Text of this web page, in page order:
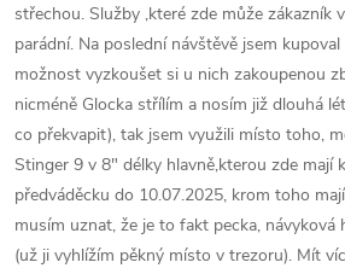
střechou. Služby ,které zde může zákazník
parádní. Na poslední návštěvě jsem
možnost vyzkoušet si u nich zakoupenou
nicméně Glocka střílím a nosím již dlouhá
co překvapit), tak jsem využili místo toho,
Stinger 9 v 8" délky hlavně,kterou zde mají
předváděcku do 10.07.2025, krom toho
musím uznat, že je to fakt pecka, návyková
(už ji vyhlížím pěkný místo v trezoru). Mít